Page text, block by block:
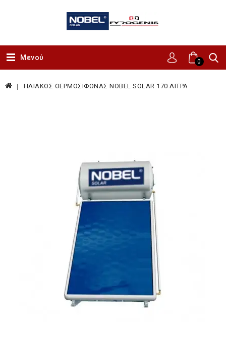
0
Μενού
ΗΛΙΑΚΟΣ ΘΕΡΜΟΣΙΦΩΝΑΣ NOBEL SOLAR 170 ΛΙΤΡΑ